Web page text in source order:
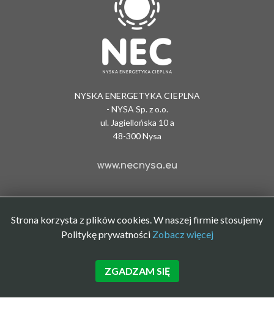
NYSKA ENERGETYKA CIEPLNA
- NYSA Sp. z o.o.
ul. Jagiellońska 10 a
48-300 Nysa
www.necnysa.eu
Polityka prywatności|BIP
Strona korzysta z plików cookies. W naszej firmie stosujemy
Politykę prywatności Zobacz więcej
ZGADZAM SIĘ